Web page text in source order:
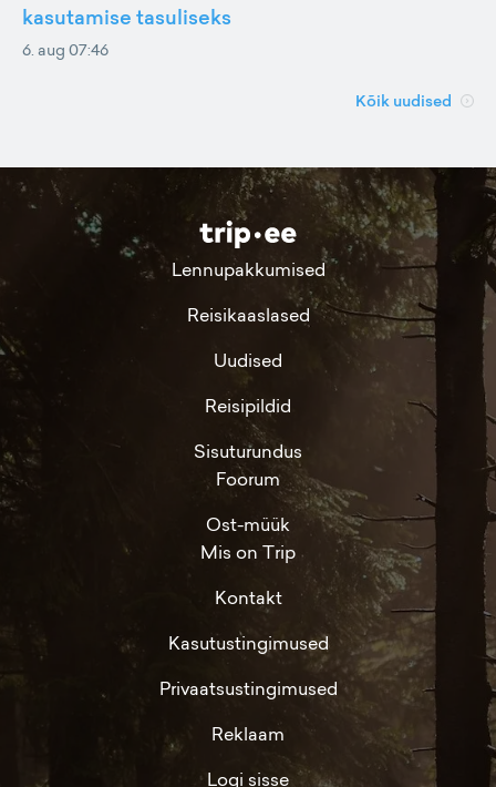
kasutamise tasuliseks
6. aug 07:46
Kõik uudised
Lennupakkumised
Reisikaaslased
Uudised
Reisipildid
Sisuturundus
Foorum
Ost-müük
Mis on Trip
Kontakt
Kasutustingimused
Privaatsustingimused
Reklaam
Logi sisse